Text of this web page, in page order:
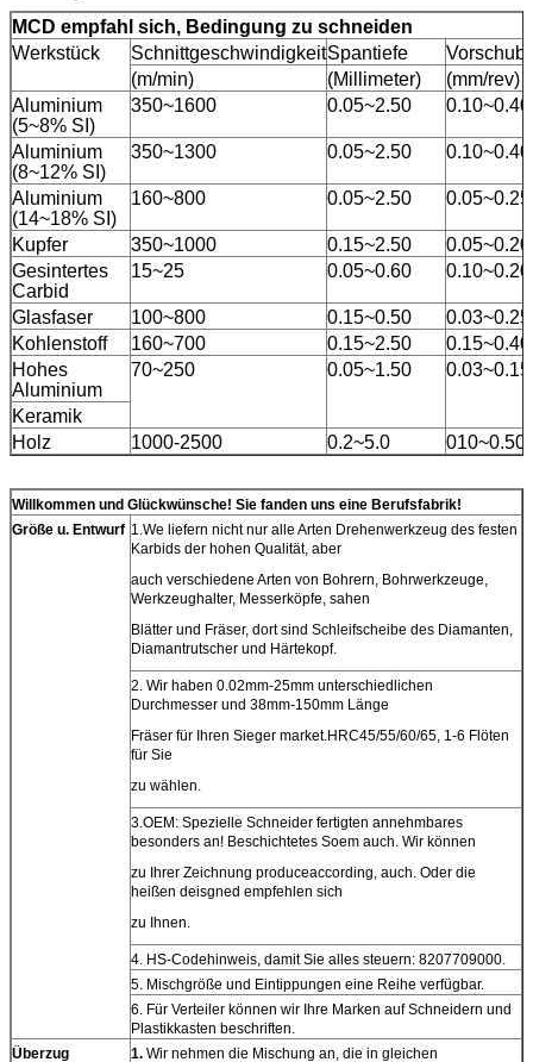
MCD empfahl sich, Bedingung zu schneiden
Werkstück
SchnittgeschwindigkeitSpantiefe
(m/min)
(Millimeter)
(mm/rev)
Aluminium
(5~8% SI)
350~1600 0.05~2.50 0.10~0.40
Aluminium
(8~12% SI)
350~1300 0.05~2.50 0.10~0.40
Aluminium
(14~18% SI)
160~800 0.05~2.50 0.05~0.25
Kupfer 350~1000 0.15~2.50
0.05~0.20
Gesintertes
Carbid
15~25 0.05~0.60 0.10~0.20
Glasfaser 100~800 0.15~0.50
0.03~0.25
Kohlenstoff
160~700 0.15~2.50
0.15~0.40
Hohes
Aluminium
70~250 0.05~1.50 0.03~0.15
Keramik
Holz
1000-2500 0.2~5.0 010~0.50
Willkommen und Glückwünsche! Sie fanden uns eine Berufsfabrik!
Größe u. Entwurf 1.We liefern nicht nur alle Arten Drehenwerkzeug des festen
Karbids der hohen Qualität, aber
auch verschiedene Arten von Bohrern, Bohrwerkzeuge,
Werkzeughalter, Messerköpfe, sahen
Blätter und Fräser, dort sind Schleifscheibe des Diamanten,
Diamantrutscher und Härtekopf.
2. Wir haben 0.02mm-25mm unterschiedlichen
Durchmesser und 38mm-150mm Länge
Fräser für Ihren Sieger market.HRC45/55/60/65, 1-6 Flöten
für Sie
zu wählen.
3.OEM: Spezielle Schneider fertigten annehmbares
besonders an! Beschichtetes Soem auch. Wir können
zu Ihrer Zeichnung produceaccording, auch. Oder die
heißen deisgned empfehlen sich
zu Ihnen.
4. HS-Codehinweis, damit Sie alles steuern: 8207709000.
5. Mischgröße und Eintippungen eine Reihe verfügbar.
6. Für Verteiler können wir Ihre Marken auf Schneidern und
Plastikkasten beschriften.
Überzug
1. Wir nehmen die Mischung an, die in gleichen